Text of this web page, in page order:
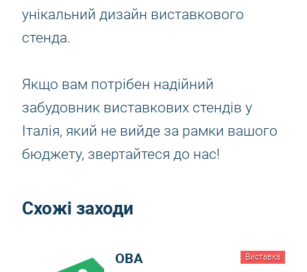
унікальний дизайн виставкового
стенда.
Якщо вам потрібен надійний
забудовник виставкових стендів у
Італія, який не вийде за рамки вашого
бюджету, звертайтеся до нас!
Схожі заходи
Виставка
OBA